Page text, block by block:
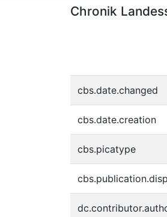
Chronik
cbs.date.changed
cbs.date.creation
cbs.picatype